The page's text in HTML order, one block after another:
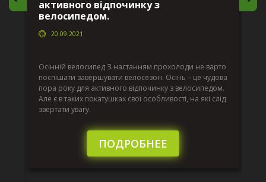
активного відпочинку з
велосипедом.
20.09.2021
Осінній велосипед З настанням прохолоди не варто
поспішати завершувати велосезон. Осінь – це чудова
пора року для активного відпочинку з велосипедом.
Але є в таких покатушках свої особливості, на які слід
звертати увагу.
ПОДРОБНЕЕ